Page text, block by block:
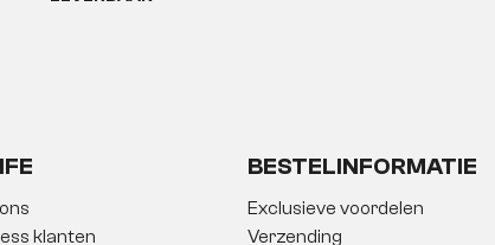
klanten
BESTELINFORMATIE
Exclusieve voordelen
Verzending